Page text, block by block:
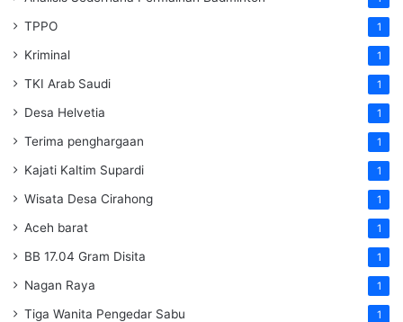
TPPO 1
Kriminal 1
TKI Arab Saudi 1
Desa Helvetia 1
Terima penghargaan 1
Kajati Kaltim Supardi 1
Wisata Desa Cirahong 1
Aceh barat 1
BB 17.04 Gram Disita 1
Nagan Raya 1
Tiga Wanita Pengedar Sabu 1